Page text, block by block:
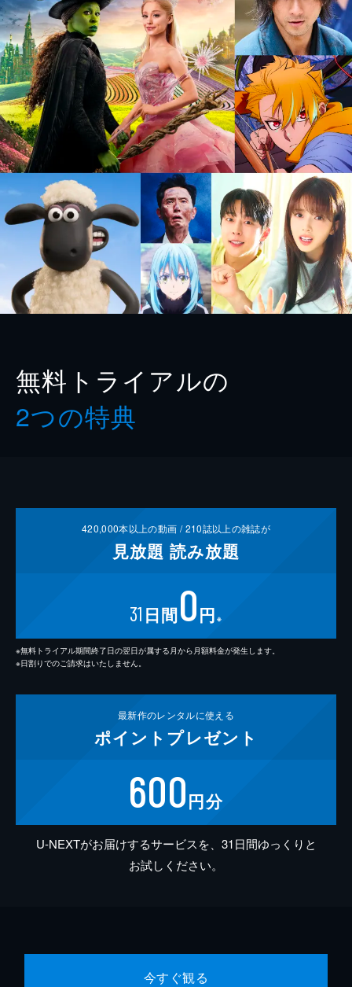
無料トライアルの
2つの特典
420,000本以上の動画 /210誌以上の雑誌が
見放題 読み放題
31 日間0円 ※
※無料トライアル期間終了日の翌日が属する月から月額料金が発生します。
※日割りでのご請求はいたしません。
最新作のレンタルに使える
ポイント プレゼント
600円分
U-NEXTがお届けするサービスを、31日間ゆっくりと
お試しください。
今すぐ観る